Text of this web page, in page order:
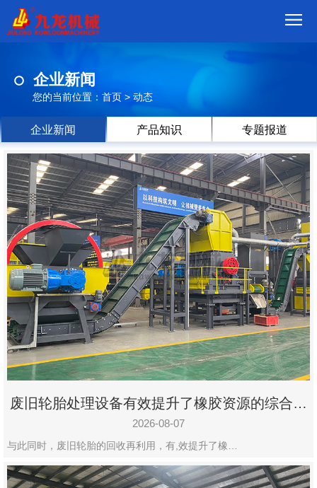
品
视
频
现
场
方
案
动
态
联
系
郑
州
市
九
设
有
企业新闻
您的当前位置： 首页 > 动态
企业新闻 产品知识 专题报道
废旧轮胎处理设备有效提升了橡胶资源的综合利
用率
2026-08-07
与此同时，废旧轮胎的回收再利用，有,效提升了橡…